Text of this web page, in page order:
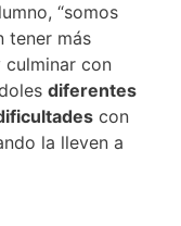
“somos
tener más
con
diferentes
con
la lleven a